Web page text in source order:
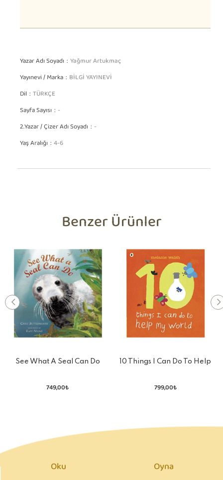
Yazar Adı Soyadı Yağmur Artukmaç
Yayınevi / Marka BİLGİ YAYINEVİ
Dil TÜRKÇE
Sayfa Sayısı -
2.Yazar / Çizer Adı Soyadı -
Yaş Aralığı 4-6
Benzer Ürünler
See What A Seal Can Do
749,00₺
10 Things I Can Do To Help
799,00₺
Oku Oyna